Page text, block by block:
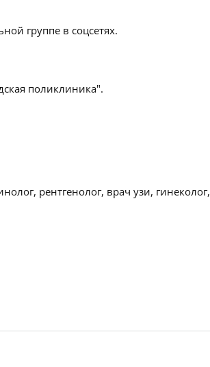
группе в соцсетях.
поликлиника".
рентгенолог, врач узи, гинеколог,